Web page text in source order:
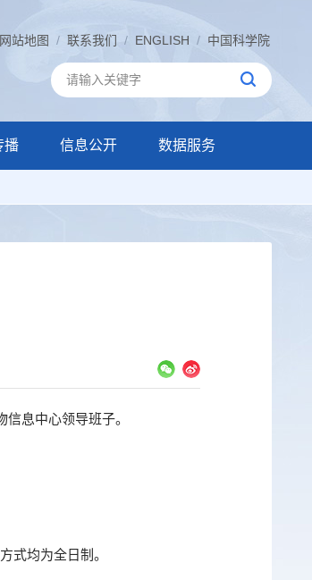
网站地图 / 联系我们 / ENGLISH / 中国科学院
播 信息公开 数据服务
息中心领导班子。
式均为全日制。